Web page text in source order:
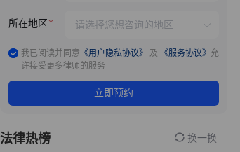
所在地区
我已阅读并同意 《用户隐私协议》 及 《服务协议》 允
许接受更多律师的服务
立即预约
法律热榜 换一换